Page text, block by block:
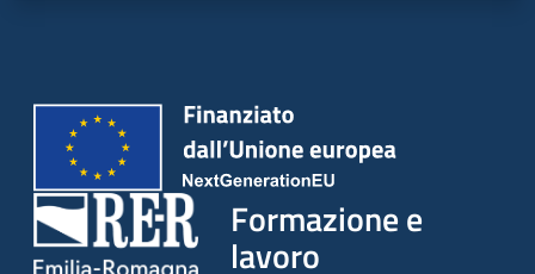
Formazione e
lavoro